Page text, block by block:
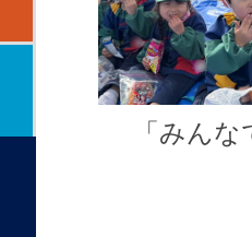
「みん